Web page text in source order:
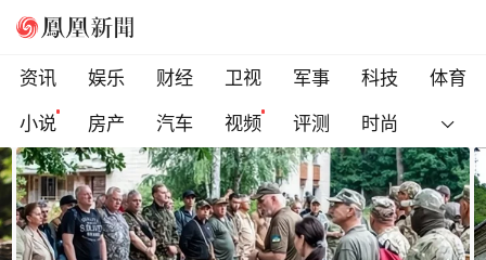
资讯 娱乐 财经 卫视 军事 科技
体育
小说
房产 汽车 视频 评测 时尚